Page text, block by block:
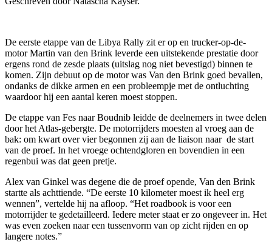
De eerste etappe van de Libya Rally zit er op en trucker-op-de-
motor Martin van den Brink leverde een uitstekende prestatie door
ergens rond de zesde plaats (uitslag nog niet bevestigd) binnen te
komen. Zijn debuut op de motor was Van den Brink goed bevallen,
ondanks de dikke armen en een probleempje met de ontluchting
waardoor hij een aantal keren moest stoppen.
De etappe van Fes naar Boudnib leidde de deelnemers in twee delen
door het Atlas-gebergte. De motorrijders moesten al vroeg aan de
bak: om kwart over vier begonnen zij aan de liaison naar de start
van de proef. In het vroege ochtendgloren en bovendien in een
regenbui was dat geen pretje.
Alex van Ginkel was degene die de proef opende, Van den Brink
startte als achttiende. “De eerste 10 kilometer moest ik heel erg
wennen”, vertelde hij na afloop. “Het roadbook is voor een
motorrijder te gedetailleerd. Iedere meter staat er zo ongeveer in. Het
was even zoeken naar een tussenvorm van op zicht rijden en op
langere notes.”